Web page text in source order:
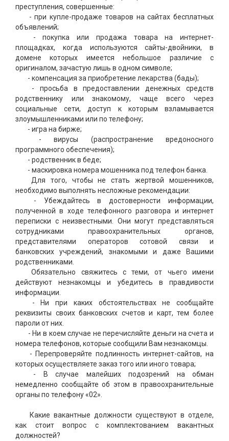
преступления, совершенные:
- при купле-продаже товаров на сайтах бесплатных
объявлений;
- покупка или продажа товара на интернет-
площадках, когда используются сайты-двойники, в
домене которых имеется небольшое различие с
оригиналом, зачастую лишь в одном символе;
- компенсация за приобретение лекарства (бады);
- просьба в предоставлении денежных средств
родственнику или знакомому, чаще всего через
социальные сети, доступ к которым взламывается
злоумышленниками или по телефону;
- игра на бирже;
- вирусы (распространение вредоносного
программного обеспечения);
- родственник в беде;
- маскировка номера мошенника под телефон банка.
Для того, чтобы не стать жертвой мошенников,
необходимо выполнять несложные рекомендации:
- Убеждайтесь в достоверности информации,
полученной в ходе телефонного разговора и интернет
переписки с неизвестными. Они могут представляться
сотрудниками правоохранительных органов,
представителями операторов сотовой связи и
банковских учреждений, знакомыми и даже Вашими
родственниками.
Обязательно свяжитесь с теми, от чьего имени
действуют незнакомцы и убедитесь в правдивости
информации.
- Ни при каких обстоятельствах не сообщайте
реквизиты своих банковских счетов и карт, тем более
пароли от них.
- Ни в коем случае не перечисляйте деньги на счета и
номера телефонов, которые сообщили Вам незнакомцы.
- Перепроверяйте подлинность интернет-сайтов, на
которых осуществляете заказ того или иного товара;
- В случае малейших подозрений на обман
немедленно сообщайте об этом в правоохранительные
органы по телефону «02».
Какие вакантные должности существуют в отделе,
как стоит вопрос с комплектованием вакантных
должностей?